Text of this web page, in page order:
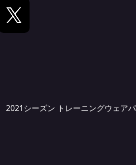
2021シーズン トレーニングウェア